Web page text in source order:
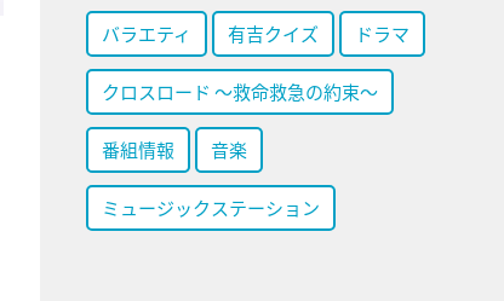
バラエティ 有吉クイズ ドラマ
クロスロード ～救命救急の約束～
番組情報 音楽
ミュージックステーション